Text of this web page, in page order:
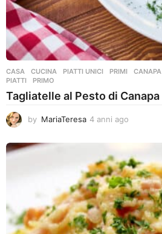
CASA ,CUCINA ,PIATTI UNICI ,PRIMI CANAPA
PIATTI
,PRIMO
Tagliatelle al Pesto di Canapa
by MariaTeresa 4 anni ago
n
i
a
g
o